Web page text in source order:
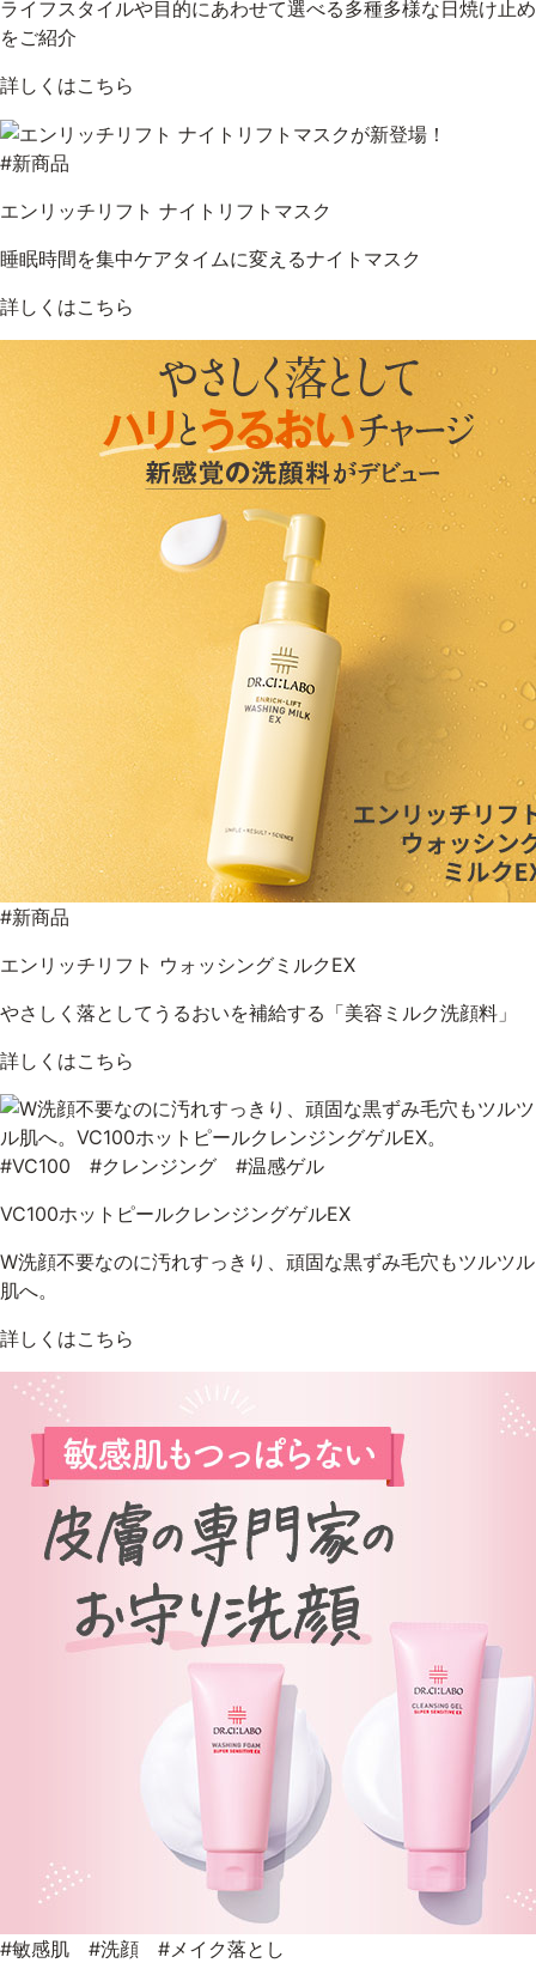
ライフスタイルや目的にあわせて選べる多種多様な日焼け止め
をご紹介
詳しくはこちら
#新商品
エンリッチリフト ナイトリフトマスク
睡眠時間を集中ケアタイムに変えるナイトマスク
詳しくはこちら
#新商品
エンリッチリフト ウォッシングミルクEX
やさしく落としてうるおいを補給する「美容ミルク洗顔料」
詳しくはこちら
#VC100 #クレンジング #温感ゲル
VC100ホットピールクレンジングゲルEX
W洗顔不要なのに汚れすっきり、頑固な黒ずみ毛穴もツルツル
肌へ。
詳しくはこちら
#敏感肌 #洗顔 #メイク落とし